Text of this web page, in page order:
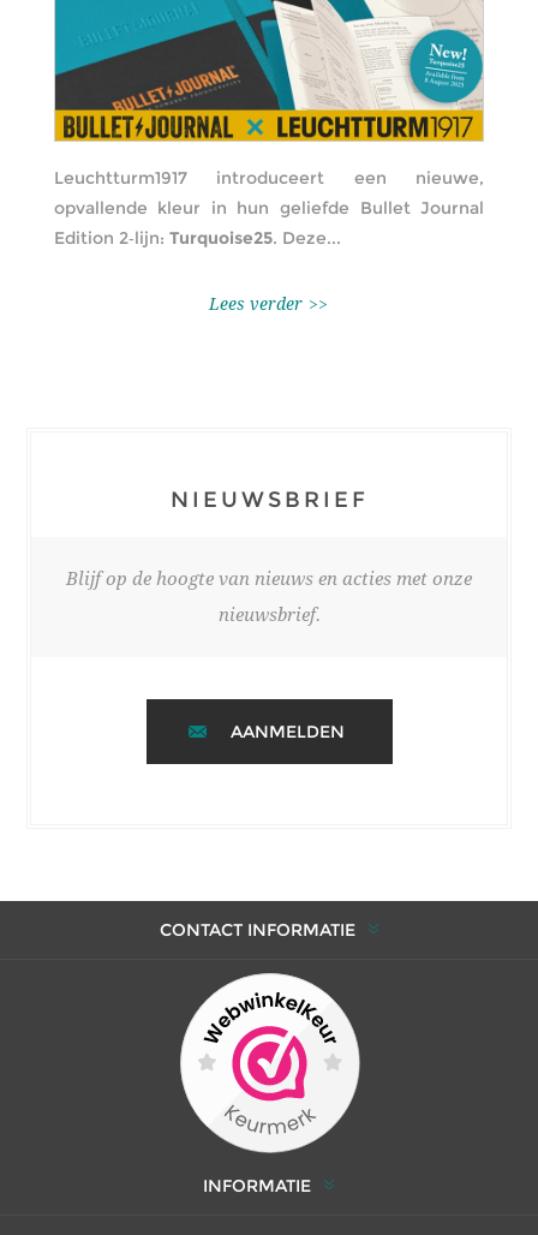
Leuchtturm1917 introduceert een nieuwe,
opvallende kleur in hun geliefde Bullet Journal
Edition 2‑lijn: Turquoise25. Deze...
Lees verder
NIEUWSBRIEF
Blijf op de hoogte van nieuws en acties met onze
nieuwsbrief.
AANMELDEN
CONTACT INFORMATIE
INFORMATIE